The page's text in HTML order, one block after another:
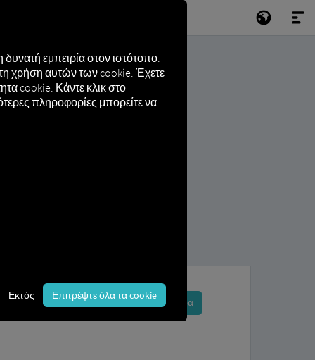
Εγγραφείτε και κάντε κράτηση τώρα
εμπειρία στον ιστότοπο.
χρήση αυτών των cookie. Έχετε
cookie. Κάντε κλικ στο
πληροφορίες μπορείτε να
Εκτός Επιτρέψτε όλα τα cookie